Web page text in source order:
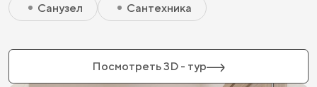
Санузел
Сантехника
Посмотреть 3D - тур